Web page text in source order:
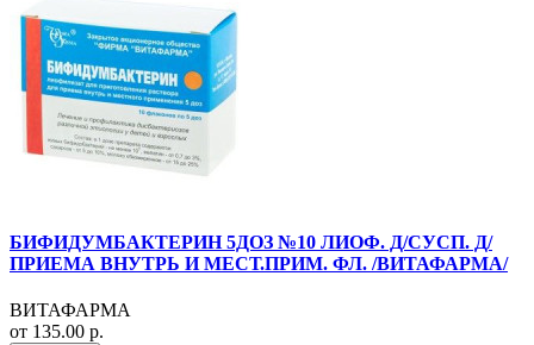
БИФИДУМБАКТЕРИН 5ДОЗ №10 ЛИОФ. Д/СУСП. Д/
ПРИЕМА ВНУТРЬ И МЕСТ.ПРИМ. ФЛ. /ВИТАФАРМА/
ВИТАФАРМА
от 135.00 р.